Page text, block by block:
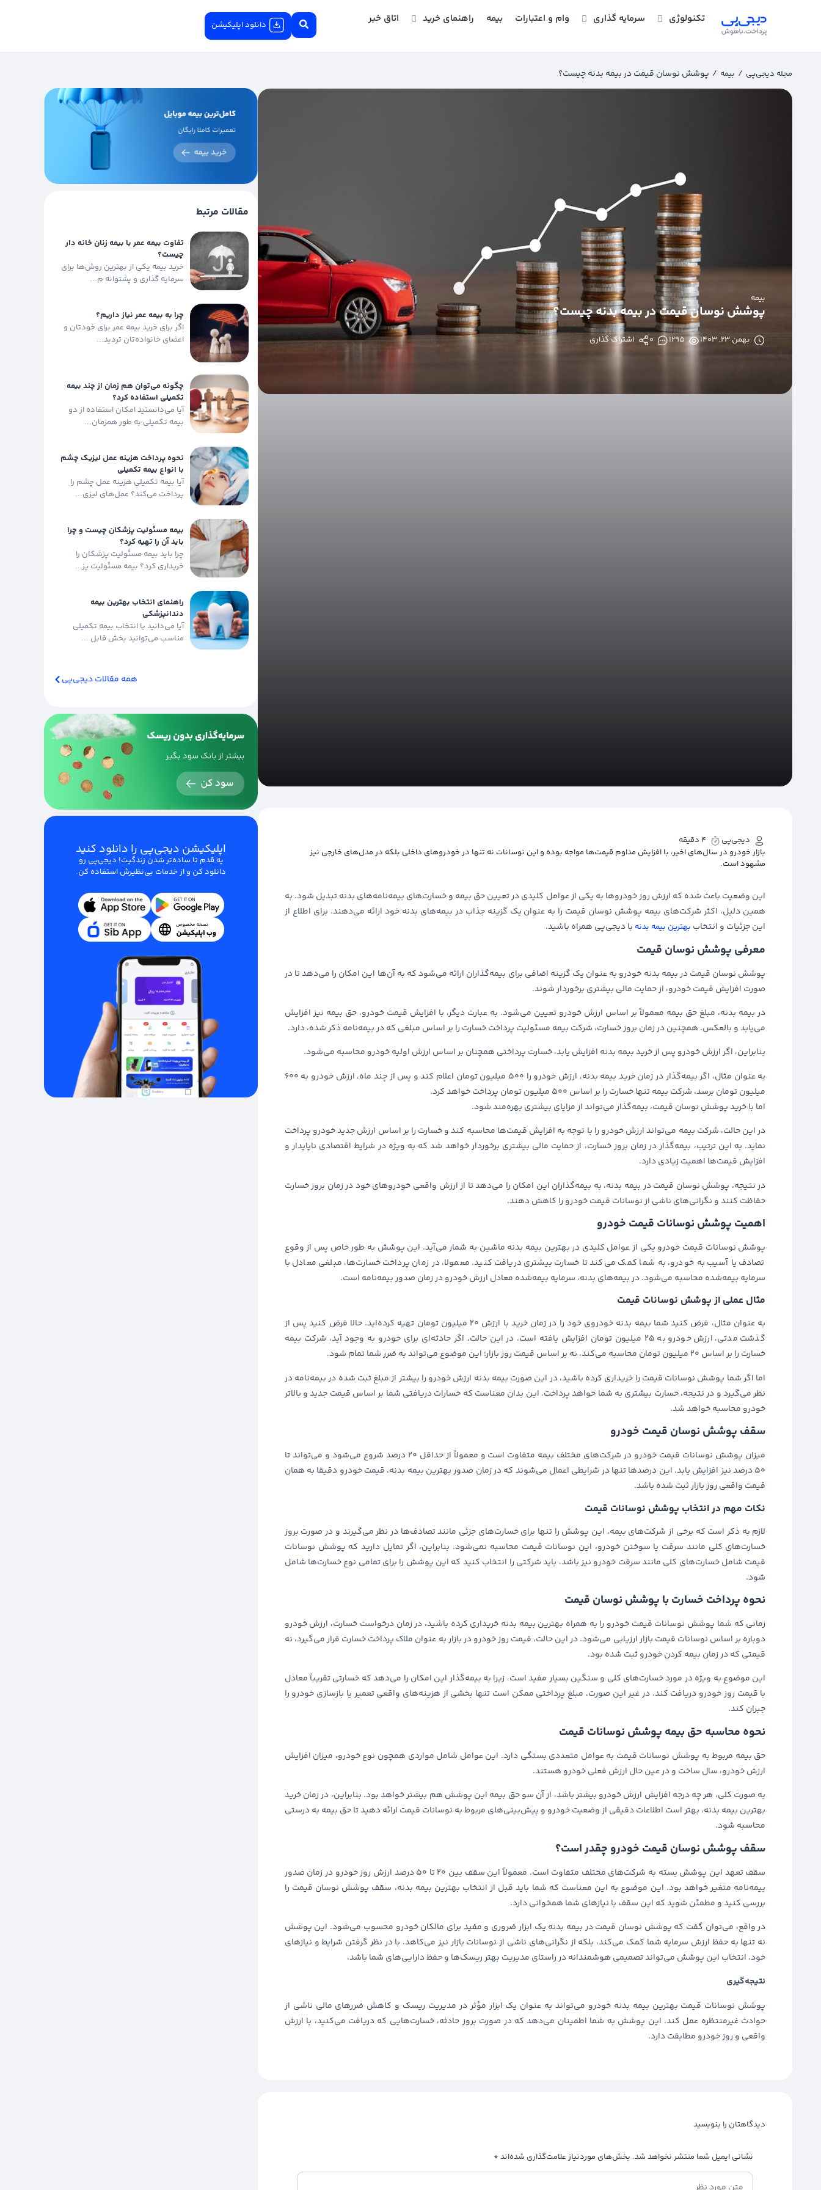
تکنولوژی سرمایه گذاری وام و اعتبارات بیمه راهنمای خرید اتاق خبر دانلود اپلیکیشن
مجله دیجی‌پی / بیمه / پوشش نوسان قیمت در بیمه بدنه چیست؟
بیمه
پوشش نوسان قیمت در بیمه بدنه چیست؟
بهمن ۲۳, ۱۴۰۳ 1295
0 اشتراک گذاری
دیجی‌پی
4 دقیقه
بازار خودرو در سال‌های اخیر، با افزایش مداوم قیمت‌ها مواجه بوده و این نوسانات نه تنها در خودروهای داخلی بلکه در مدل‌های خارجی نیز
مشهود است.
این وضعیت باعث شده که ارزش روز خودروها به یکی از عوامل کلیدی در تعیین حق بیمه و خسارت‌های بیمه‌نامه‌های بدنه تبدیل شود. به
همین دلیل، اکثر شرکت‌های بیمه پوشش نوسان قیمت را به عنوان یک گزینه جذاب در بیمه‌های بدنه خود ارائه می‌دهند. برای اطلاع از
این جزئیات و انتخاب بهترین بیمه بدنه با دیجی‌پی همراه باشید.
معرفی پوشش نوسان قیمت
پوشش نوسان قیمت در بیمه بدنه خودرو به عنوان یک گزینه اضافی برای بیمه‌گذاران ارائه می‌شود که به آن‌ها این امکان را می‌دهد تا در
صورت افزایش قیمت خودرو، از حمایت مالی بیشتری برخوردار شوند.
در بیمه بدنه، مبلغ حق بیمه معمولاً بر اساس ارزش خودرو تعیین می‌شود. به عبارت دیگر، با افزایش قیمت خودرو، حق بیمه نیز افزایش
می‌یابد و بالعکس. همچنین در زمان بروز خسارت، شرکت بیمه مسئولیت پرداخت خسارت را بر اساس مبلغی که در بیمه‌نامه ذکر شده، دارد.
بنابراین، اگر ارزش خودرو پس از خرید بیمه بدنه افزایش یابد، خسارت پرداختی همچنان بر اساس ارزش اولیه خودرو محاسبه می‌شود.
به عنوان مثال، اگر بیمه‌گذار در زمان خرید بیمه بدنه، ارزش خودرو را ۵۰۰ میلیون تومان اعلام کند و پس از چند ماه، ارزش خودرو به ۶۰۰
میلیون تومان برسد، شرکت بیمه تنها خسارت را بر اساس ۵۰۰ میلیون تومان پرداخت خواهد کرد.
اما با خرید پوشش نوسان قیمت، بیمه‌گذار می‌تواند از مزایای بیشتری بهره‌مند شود.
در این حالت، شرکت بیمه می‌تواند ارزش خودرو را با توجه به افزایش قیمت‌ها محاسبه کند و خسارت را بر اساس ارزش جدید خودرو پرداخت
نماید. به این ترتیب، بیمه‌گذار در زمان بروز خسارت، از حمایت مالی بیشتری برخوردار خواهد شد که به ویژه در شرایط اقتصادی ناپایدار و
افزایش قیمت‌ها اهمیت زیادی دارد.
در نتیجه، پوشش نوسان قیمت در بیمه بدنه، به بیمه‌گذاران این امکان را می‌دهد تا از ارزش واقعی خودروهای خود در زمان بروز خسارت
حفاظت کنند و نگرانی‌های ناشی از نوسانات قیمت خودرو را کاهش دهند.
اهمیت پوشش نوسانات قیمت خودرو
پوشش نوسانات قیمت خودرو یکی از عوامل کلیدی در بهترین بیمه بدنه ماشین به شمار می‌آید. این پوشش به طور خاص پس از وقوع
تصادف یا آسیب به خودرو، به شما کمک می‌کند تا خسارت بیشتری دریافت کنید. معمولا، در زمان پرداخت خسارت‌ها، مبلغی معادل با
سرمایه بیمه‌شده محاسبه می‌شود. در بیمه‌های بدنه، سرمایه بیمه‌شده معادل ارزش خودرو در زمان صدور بیمه‌نامه است.
مثال عملی از پوشش نوسانات قیمت
به عنوان مثال، فرض کنید شما بیمه بدنه خودروی خود را در زمان خرید با ارزش 20 میلیون تومان تهیه کرده‌اید. حالا فرض کنید پس از
گذشت مدتی، ارزش خودرو به 25 میلیون تومان افزایش یافته است. در این حالت، اگر حادثه‌ای برای خودرو به وجود آید، شرکت بیمه
خسارت را بر اساس 20 میلیون تومان محاسبه می‌کند، نه بر اساس قیمت روز بازار؛ این موضوع می‌تواند به ضرر شما تمام شود.
اما اگر شما پوشش نوسانات قیمت را خریداری کرده باشید، در این صورت بیمه بدنه ارزش خودرو را بیشتر از مبلغ ثبت شده در بیمه‌نامه در
نظر می‌گیرد و در نتیجه، خسارت بیشتری به شما خواهد پرداخت. این بدان معناست که خسارات دریافتی شما بر اساس قیمت جدید و بالاتر
خودرو محاسبه خواهد شد.
سقف پوشش نوسان قیمت خودرو
میزان پوشش نوسانات قیمت خودرو در شرکت‌های مختلف بیمه متفاوت است و معمولاً از حداقل 20 درصد شروع می‌شود و می‌تواند تا
50 درصد نیز افزایش یابد. این درصدها تنها در شرایطی اعمال می‌شوند که در زمان صدور بهترین بیمه بدنه، قیمت خودرو دقیقا به همان
قیمت واقعی روز بازار ثبت شده باشد.
نکات مهم در انتخاب پوشش نوسانات قیمت
لازم به ذکر است که برخی از شرکت‌های بیمه، این پوشش را تنها برای خسارت‌های جزئی مانند تصادف‌ها در نظر می‌گیرند و در صورت بروز
خسارت‌های کلی مانند سرقت یا سوختن خودرو، این نوسانات قیمت محاسبه نمی‌شود. بنابراین، اگر تمایل دارید که پوشش نوسانات
قیمت شامل خسارت‌های کلی مانند سرقت خودرو نیز باشد، باید شرکتی را انتخاب کنید که این پوشش را برای تمامی نوع خسارت‌ها شامل
شود.
نحوه پرداخت خسارت با پوشش نوسان قیمت
زمانی که شما پوشش نوسانات قیمت خودرو را به همراه بهترین بیمه بدنه خریداری کرده باشید، در زمان درخواست خسارت، ارزش خودرو
دوباره بر اساس نوسانات قیمت بازار ارزیابی می‌شود. در این حالت، قیمت روز خودرو در بازار به عنوان ملاک پرداخت خسارت قرار می‌گیرد، نه
قیمتی که در زمان بیمه کردن خودرو ثبت شده بود.
این موضوع به ویژه در مورد خسارت‌های کلی و سنگین بسیار مفید است، زیرا به بیمه‌گذار این امکان را می‌دهد که خسارتی تقریباً معادل
با قیمت روز خودرو دریافت کند. در غیر این صورت، مبلغ پرداختی ممکن است تنها بخشی از هزینه‌های واقعی تعمیر یا بازسازی خودرو را
جبران کند.
نحوه محاسبه حق بیمه پوشش نوسانات قیمت
حق بیمه مربوط به پوشش نوسانات قیمت به عوامل متعددی بستگی دارد. این عوامل شامل مواردی همچون نوع خودرو، میزان افزایش
ارزش خودرو، سال ساخت و در عین حال ارزش فعلی خودرو هستند.
به صورت کلی، هر چه درجه افزایش ارزش خودرو بیشتر باشد، از آن سو حق بیمه این پوشش هم بیشتر خواهد بود. بنابراین، در زمان خرید
بهترین بیمه بدنه، بهتر است اطلاعات دقیقی از وضعیت خودرو و پیش‌بینی‌های مربوط به نوسانات قیمت ارائه دهید تا حق بیمه به درستی
محاسبه شود.
سقف پوشش نوسان قیمت خودرو چقدر است؟
سقف تعهد این پوشش بسته به شرکت‌های مختلف متفاوت است. معمولاً این سقف بین ۲۰ تا ۵۰ درصد ارزش روز خودرو در زمان صدور
بیمه‌نامه متغیر خواهد بود. این موضوع به این معناست که شما باید قبل از انتخاب بهترین بیمه بدنه، سقف پوشش نوسان قیمت را
بررسی کنید و مطمئن شوید که این سقف با نیازهای شما همخوانی دارد.
در واقع، می‌توان گفت که پوشش نوسان قیمت در بیمه بدنه یک ابزار ضروری و مفید برای مالکان خودرو محسوب می‌شود. این پوشش
نه تنها به حفظ ارزش سرمایه شما کمک می‌کند، بلکه از نگرانی‌های ناشی از نوسانات بازار نیز می‌کاهد. با در نظر گرفتن شرایط و نیازهای
خود، انتخاب این پوشش می‌تواند تصمیمی هوشمندانه در راستای مدیریت بهتر ریسک‌ها و حفظ دارایی‌های شما باشد.
نتیجه‌گیری
پوشش نوسانات قیمت بهترین بیمه بدنه خودرو می‌تواند به عنوان یک ابزار مؤثر در مدیریت ریسک و کاهش ضررهای مالی ناشی از
حوادث غیرمنتظره عمل کند. این پوشش به شما اطمینان می‌دهد که در صورت بروز حادثه، خسارت‌هایی که دریافت می‌کنید، با ارزش
واقعی و روز خودرو مطابقت دارد.
دیدگاهتان را بنویسید
نشانی ایمیل شما منتشر نخواهد شد. بخش‌های موردنیاز علامت‌گذاری شده‌اند *
مقالات مرتبط
تفاوت بیمه عمر با بیمه زنان خانه دار
چیست؟
خرید بیمه یکی از بهترین روش‌ها برای
سرمایه گذاری و پشتوانه م...
چرا به بیمه عمر نیاز داریم؟
اگر برای خرید بیمه عمر برای خودتان و
اعضای خانواده‌تان تردید...
چگونه می‌توان هم زمان از چند بیمه
تکمیلی استفاده کرد؟
آیا می‌دانستید امکان استفاده از دو
بیمه تکمیلی به طور همزمان...
نحوه پرداخت هزینه عمل لیزیک چشم
با انواع بیمه تکمیلی
آیا بیمه تکمیلی هزینه عمل چشم را
پرداخت می‌کند؟ عمل‌های لیزی...
بیمه مسئولیت پزشکان چیست و چرا
باید آن را تهیه کرد؟
چرا باید بیمه مسئولیت پزشکان را
خریداری کرد؟ بیمه مسئولیت پز...
راهنمای انتخاب بهترین بیمه
دندانپزشکی
آیا می‌دانید با انتخاب بیمه تکمیلی
مناسب می‌توانید بخش قابل ...
همه مقالات دیجی‌پی
اپلیکیشن دیجی‌پی را دانلود کنید
یه قدم تا ساده‌تر شدن زندگیت! دیجی‌پی رو
دانلود کن و از خدمات بی‌نظیرش استفاده کن.